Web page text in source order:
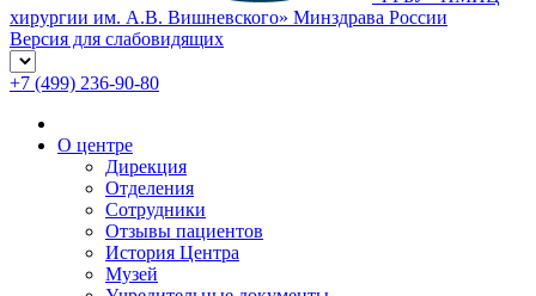
хирургии им. А.В. Вишневского» Минздрава России
Версия для слабовидящих
+7 (499) 236-90-80
О центре
Дирекция
Отделения
Сотрудники
Отзывы пациентов
История Центра
Музей